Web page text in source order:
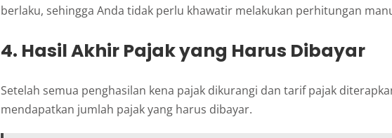
berlaku, sehingga Anda tidak perlu khawatir melakukan perhitungan
4. Hasil Akhir Pajak yang Harus Dibayar
Setelah semua penghasilan kena pajak dikurangi dan tarif pajak
mendapatkan jumlah pajak yang harus dibayar.